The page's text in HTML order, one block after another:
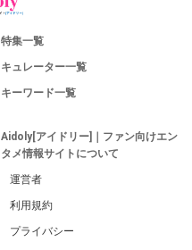
特集一覧
キュレーター一覧
キーワード一覧
Aidoly[アイドリー]｜ファン向けエン
タメ情報サイトについて
運営者
利用規約
プライバシー